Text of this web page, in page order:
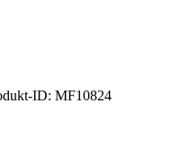
ID: MF10824